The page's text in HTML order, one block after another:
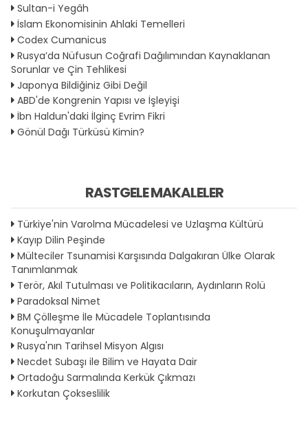
Sultan-i Yegâh
İslam Ekonomisinin Ahlaki Temelleri
Codex Cumanicus
Rusya’da Nüfusun Coğrafi Dağılımından Kaynaklanan
Sorunlar ve Çin Tehlikesi
Japonya Bildiğiniz Gibi Değil
ABD'de Kongrenin Yapısı ve İşleyişi
İbn Haldun'daki İlginç Evrim Fikri
Gönül Dağı Türküsü Kimin?
RASTGELE MAKALELER
Türkiye'nin Varolma Mücadelesi ve Uzlaşma Kültürü
Kayıp Dilin Peşinde
Mülteciler Tsunamisi Karşısında Dalgakıran Ülke Olarak
Tanımlanmak
Terör, Akıl Tutulması ve Politikacıların, Aydınların Rolü
Paradoksal Nimet
BM Çölleşme İle Mücadele Toplantısında
Konuşulmayanlar
Rusya'nın Tarihsel Misyon Algısı
Necdet Subaşı ile Bilim ve Hayata Dair
Ortadoğu Sarmalında Kerkük Çıkmazı
Korkutan Çokseslilik